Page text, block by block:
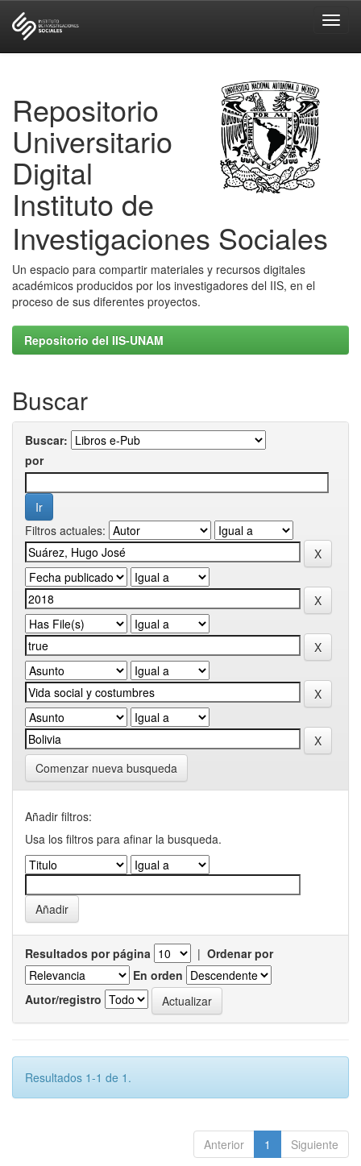
Repositorio
Universitario
Digital
Instituto de
Investigaciones Sociales
Un espacio para compartir materiales y recursos digitales
académicos producidos por los investigadores del IIS, en el
proceso de sus diferentes proyectos.
Repositorio del IIS-UNAM
Buscar
Buscar:
por
Filtros actuales:
Comenzar nueva busqueda
Añadir filtros:
Usa los filtros para afinar la busqueda.
Resultados por página | Ordenar por
En orden
Autor/registro
Resultados 1-1 de 1.
Anterior 1 Siguiente